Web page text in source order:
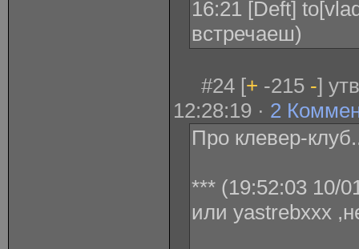
16:21 [Deft]
встречаеш)
#24 [+ -215 -]
12:28:19 · 2
Про клевер-
*** (19:52:03 10/
или yastrebxxx